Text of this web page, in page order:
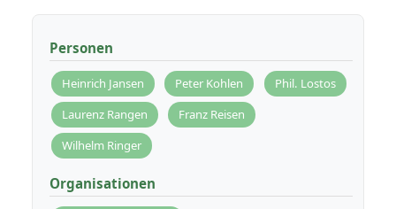
Personen
Heinrich Jansen Peter Kohlen
Phil. Lostos
Laurenz Rangen
Franz Reisen
Wilhelm Ringer
Organisationen